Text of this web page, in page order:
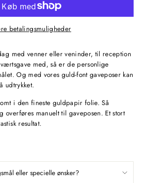
betalingsmuligheder
med venner eller veninder, til reception
med, så er de personlige
Og med vores guld-font gaveposer kan
udtrykket.
i den fineste guldpapir folie. Så
overføres manuelt til gaveposen. Et stort
resultat.
eller specielle ønsker?